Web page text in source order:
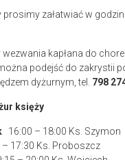
prosimy załatwiać w
wezwania kapłana do
podejść do zakrystii
dyżurnym, tel.
798
księży
16:00 – 18:00 Ks. Szymon
– 17:30 Ks. Proboszcz